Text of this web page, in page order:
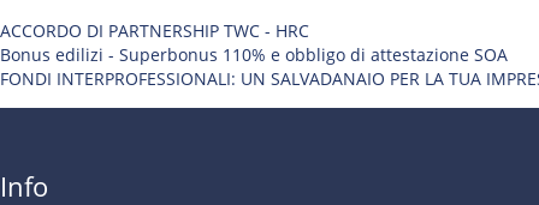
ACCORDO DI PARTNERSHIP TWC - HRC
Bonus edilizi - Superbonus 110% e obbligo di attestazione SOA
FONDI INTERPROFESSIONALI: UN SALVADANAIO PER LA TUA
Info